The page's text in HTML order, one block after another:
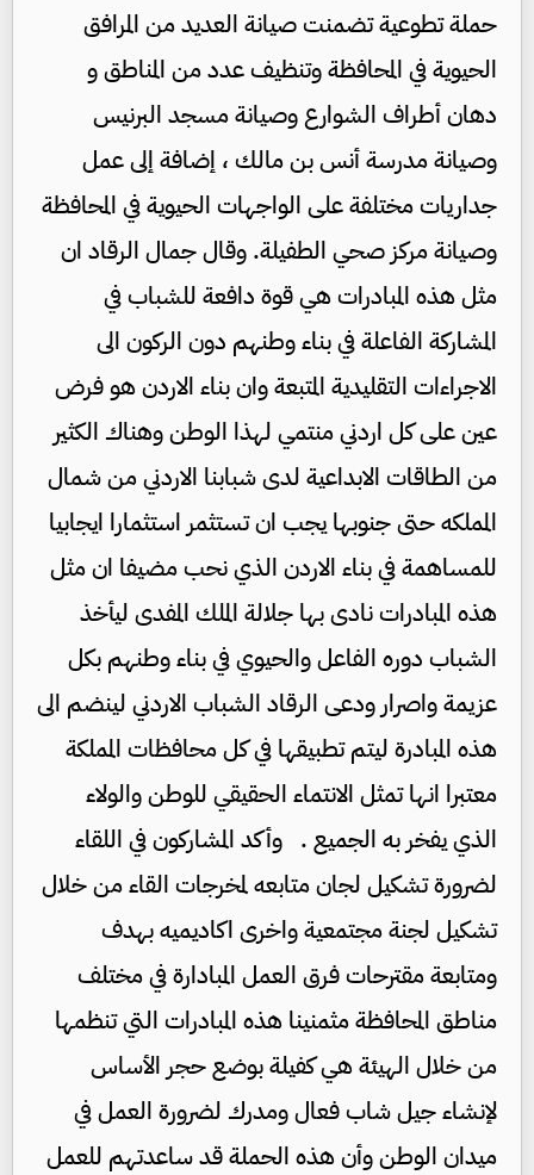
حملة تطوعية تضمنت صيانة العديد من المرافق
الحيوية في المحافظة وتنظيف عدد من المناطق و
دهان أطراف الشوارع وصيانة مسجد البرنيس
وصيانة مدرسة أنس بن مالك ، إضافة إلى عمل
جداريات مختلفة على الواجهات الحيوية في المحافظة
وصيانة مركز صحي الطفيلة. وقال جمال الرقاد ان
مثل هذه المبادرات هي قوة دافعة للشباب في
المشاركة الفاعلة في بناء وطنهم دون الركون الى
الاجراءات التقليدية المتبعة وان بناء الاردن هو فرض
عين على كل اردني منتمي لهذا الوطن وهناك الكثير
من الطاقات الابداعية لدى شبابنا الاردني من شمال
المملكه حتى جنوبها يجب ان تستثمر استثمارا ايجابيا
للمساهمة في بناء الاردن الذي نحب مضيفا ان مثل
هذه المبادرات نادى بها جلالة الملك المفدى ليأخذ
الشباب دوره الفاعل والحيوي في بناء وطنهم بكل
عزيمة واصرار ودعى الرقاد الشباب الاردني لينضم الى
هذه المبادرة ليتم تطبيقها في كل محافظات المملكة
معتبرا انها تمثل الانتماء الحقيقي للوطن والولاء
الذي يفخر به الجميع . وأكد المشاركون في اللقاء
لضرورة تشكيل لجان متابعه لمخرجات القاء من خلال
تشكيل لجنة مجتمعية واخرى اكاديميه بهدف
ومتابعة مقترحات فرق العمل المبادارة في مختلف
مناطق المحافظة مثمنينا هذه المبادرات التي تنظمها
من خلال الهيئة هي كفيلة بوضع حجر الأساس
لإنشاء جيل شاب فعال ومدرك لضرورة العمل في
ميدان الوطن وأن هذه الحملة قد ساعدتهم للعمل